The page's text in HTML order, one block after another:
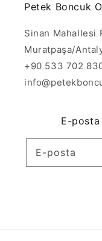
Petek Boncuk
Sinan Mahallesi
Muratpaşa/
+90 533 702
E-posta
E-posta